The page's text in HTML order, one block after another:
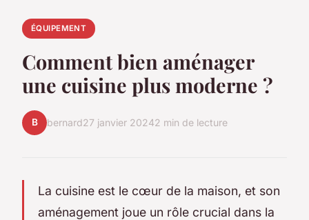
ÉQUIPEMENT
Comment bien aménager
une cuisine plus moderne ?
B bernard27 janvier 20242 min de lecture
La cuisine est le cœur de la maison, et son
aménagement joue un rôle crucial dans la